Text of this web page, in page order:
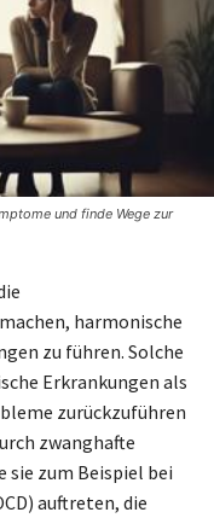
und finde Wege zur
harmonische
zu führen. Solche
Erkrankungen als
zurückzuführen
zwanghafte
sie zum Beispiel bei
auftreten, die